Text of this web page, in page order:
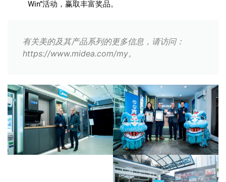
Win”活动，赢取丰富奖品。
有关美的及其产品系列的更多信息，请访问：
https://www.midea.com/my。